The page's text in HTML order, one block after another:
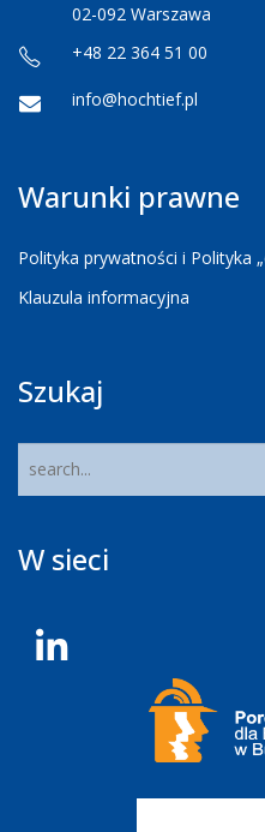
02-092 Warszawa
+48 22 364 51 00
info@hochtief.pl
Warunki prawne
Polityka prywatności i Polityka
Klauzula informacyjna
Szukaj
W sieci